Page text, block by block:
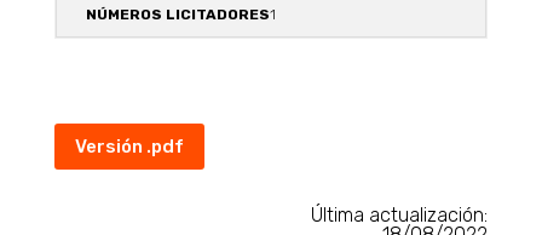
1
Versión .pdf
Última actualización: